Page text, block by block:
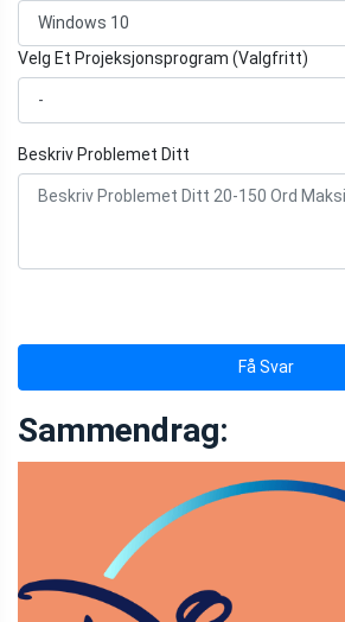
Velg Et Projeksjonsprogram (Valgfritt)
Beskriv Problemet Ditt
Få Svar
Sammendrag: